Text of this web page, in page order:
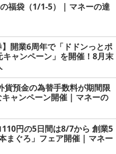
の福袋（1/1-5） | マネーの達
】開業6周年で「ドドンっとポ
ャンペーン」を開催！8月末
貨預金の為替手数料が期間限
ャンペーン開催 | マネーの
110円の5日間は8/7から 創業5
まぐろ」フェア開催 | マネー